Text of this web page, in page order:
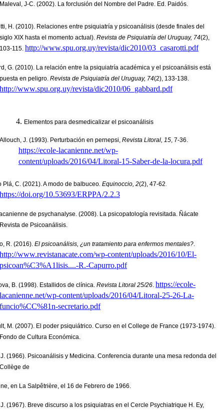
Maleval, J-C. (2002). La forclusión del Nombre del Padre. Ed. Paidós.
H. (2010). Relaciones entre psiquiatría y psicoanálisis (desde finales del
siglo XIX hasta el momento actual). Revista de Psiquiatría del Uruguay, 74(2),
103-115. http://www.spu.org.uy/revista/dic2010/03_casarotti.pdf
G. (2010). La relación entre la psiquiatría académica y el psicoanálisis está
puesta en peligro. Revista de Psiquiatría del Uruguay, 74
http://www.spu.org.uy/revista/dic2010/06_gabbard.pdf
Elementos para desmedicalizar el psicoanálisis
Allouch, J. (1993). Perturbación en pernepsi, Revista Litoral, 15
https://ecole-lacanienne.net/wp-
content/uploads/2016/04/Litoral-15-Saber-de-la-locura.pdf
Plá, C. (2021). A modo de balbuceo. Equinoccio, 2(2), 47-62
https://doi.org/10.53693/ERPPA/2.2.3
de psychanalyse. (2008). La psicopatología revisitada. Ñácate
Revista de Psicoanálisis.
R. (2016). El psicoanálisis, ¿un tratamiento para enfermos mentales?
http://www.revistanacate.com/wp-content/uploads/2016/10/El-
psicoan%C3%A1lisis....-R.-Capurro.pdf
B. (1998). Estallidos de clínica. Revista Litoral 25/26. https://ecole-
lacanienne.net/wp-content/uploads/2016/04/Litoral-25-26-La-
funcio%CC%81n-secretario.pdf
M. (2007). El poder psiquiátrico. Curso en el College de France (1973-1974).
Fondo de Cultura Económica.
(1966). Psicoanálisis y Medicina. Conferencia durante una mesa redonda del
Collège de
en La Salpêtrière, el 16 de Febrero de 1966.
(1967). Breve discurso a los psiquiatras en el Cercle Psychiatrique H. Ey,